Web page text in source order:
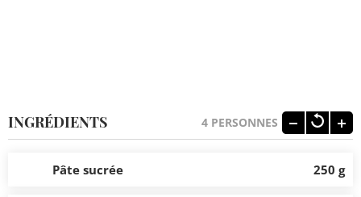
INGRÉDIENTS 4 PERSONNES
Pâte sucrée 250 g